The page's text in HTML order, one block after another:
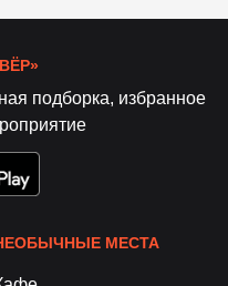
подборка, избранное
МЕСТА